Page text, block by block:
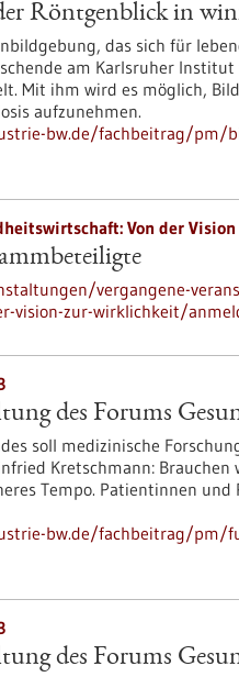
Röntgenblick in
das sich für
am Karlsruher
Mit ihm wird es möglich,
aufzunehmen.
bw.de/fachbeitrag/pm/
Von der
vergangene-
vision-zur-wirklichkeit/
des Forums
soll medizinische
Kretschmann:
Tempo. Patientinnen
bw.de/fachbeitrag/pm/
des Forums